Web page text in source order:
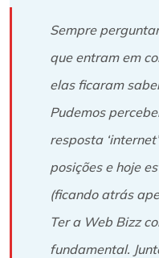
Sempre
que entram em
elas ficaram
Pudemos
resposta
posições e hoje
(ficando atrás
Ter a Web Bizz
fundamental.